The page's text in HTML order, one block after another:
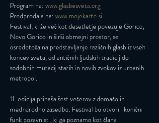
Program na: www.glasbesveta.org
Predprodaja na: www.mojekarte.si
Festival, ki že več kot desetletje povezuje Gorico,
Novo Gorico in širši obmejni prostor, se
osredotoča na predstavljanje različnih glasb iz vseh
koncev sveta, od antičnih ljudskih tradicij do
sodobnih mutacij starih in novih zvokov iz urbanih
metropol.
11. edicija prinaša šest večerov z domačo in
mednarodno zasedbo. Festival bo otvoril ikonični
funk pozavnist , ki ga poznamo kot člana